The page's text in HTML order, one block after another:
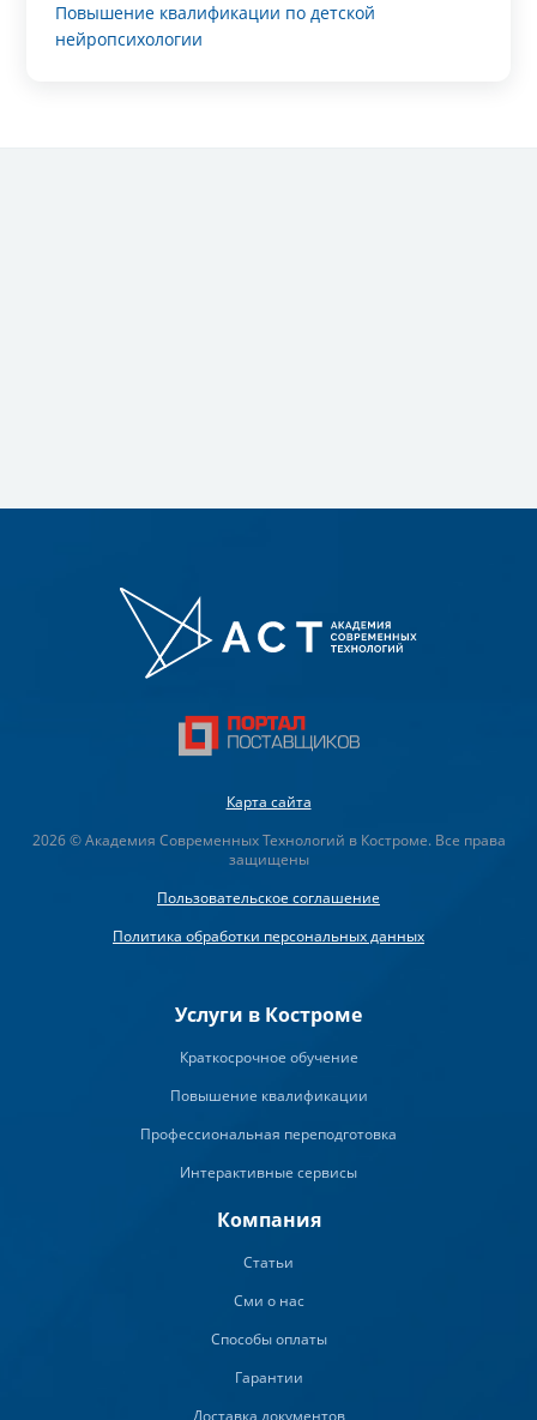
Повышение квалификации по детской
нейропсихологии
Карта сайта
2026 © Академия Современных Технологий в Костроме. Все права
защищены
Пользовательское соглашение
Политика обработки персональных данных
Услуги в Костроме
Краткосрочное обучение
Повышение квалификации
Профессиональная переподготовка
Интерактивные сервисы
Компания
Статьи
Сми о нас
Способы оплаты
Гарантии